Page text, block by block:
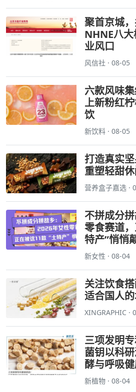
聚首京城，
NHNE八
业风口
风信社 · 08-05
六款风味
上新粉红
饮
新饮料 · 08-05
打造真实
重塑轻甜
营养盒子嘉选 ·
不拼成分
零食赛道
特产”悄悄
新女性 · 08-04
关注饮食
适合国人
XINGRAPHIC ·
三项发明
菌钥以科
酵与呼吸
新植物 · 08-04